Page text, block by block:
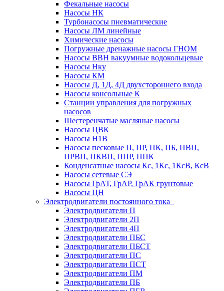
Фекальные насосы
Насосы НК
Турбонасосы пневматические
Насосы ЛМ линейные
Химические насосы
Погружные дренажные насосы ГНОМ
Насосы ВВН вакуумные водокольцевые
Насосы Нку
Насосы КМ
Насосы Д, 1Д, 4Д двухстороннего входа
Насосы консольные К
Станции управления для погружных
насосов
Шестеренчатые масляные насосы
Насосы ЦВК
Насосы Н1В
Насосы песковые П, ПР, ПК, ПБ, ПВП,
ПРВП, ПКВП, ППР, ППК
Конденсатные насосы Кс, 1Кс, 1КсВ, КсВ
Насосы сетевые СЭ
Насосы ГрАТ, ГрАР, ГрАК грунтовые
Насосы ЦН
Электродвигатели постоянного тока
Электродвигатели П
Электродвигатели 2П
Электродвигатели 4П
Электродвигатели ПБС
Электродвигатели ПБСТ
Электродвигатели ПС
Электродвигатели ПСТ
Электродвигатели ПМ
Электродвигатели ПБ